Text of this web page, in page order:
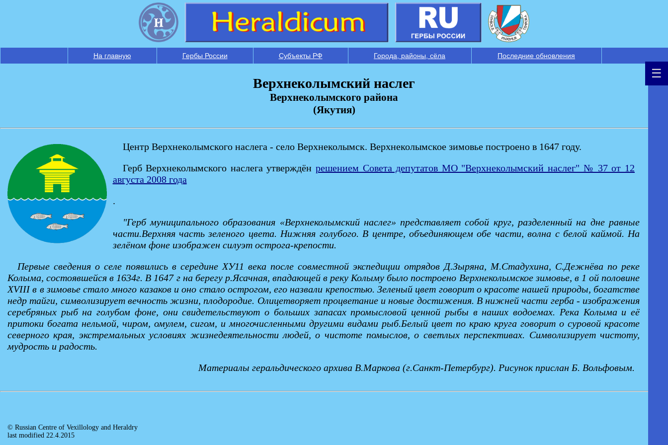
На главную Гербы России Субъекты РФ Города, районы, сёла Последние обновления
Верхнеколымский наслег
Верхнеколымского района
(Якутия)
Центр Верхнеколымского наслега - село Верхнеколымск. Верхнеколымское зимовье построено в 1647 году.
Герб Верхнеколымского наслега утверждён решением Совета депутатов МО "Верхнеколымский наслег" № 37 от 12
августа 2008 года
.
"Герб муниципального образования «Верхнеколымский наслег» представляет собой круг, разделенный на дне равные
части.Верхняя часть зеленого цвета. Нижняя голубого. В центре, объединяющем обе части, волна с белой каймой. На
зелёном фоне изображен силуэт острога-крепости.
Первые сведения о селе появились в середине ХУ11 века после совместной экспедиции отрядов Д.Зыряна, М.Стадухина, С.Дежнёва по реке
Колыма, состоявшейся в 1634г. В 1647 г на берегу р.Ясачная, впадающей в реку Колыму было построено Верхнеколымское зимовье, в 1 ой половине
XVIII в в зимовье стало много казаков и оно стало острогом, его назвали крепостью. Зеленый цвет говорит о красоте нашей природы, богатстве
недр тайги, символизирует вечность жизни, плодородие. Олицетворяет процветание и новые достижения. В нижней части герба - изображения
серебряных рыб на голубом фоне, они свидетельствуют о больших запасах промысловой ценной рыбы в наших водоемах. Река Колыма и её
притоки богата нельмой, чиром, омулем, сигом, и многочисленными другими видами рыб.Белый цвет по краю круга говорит о суровой красоте
северного края, экстремальных условиях жизнедеятельности людей, о чистоте помыслов, о светлых перспективах. Символизирует чистоту,
мудрость и радость.
Материалы геральдического архива В.Маркова (г.Санкт-Петербург). Рисунок прислан Б. Вольфовым.
© Russian Centre of Vexillology and Heraldry
last modified 22.4.2015